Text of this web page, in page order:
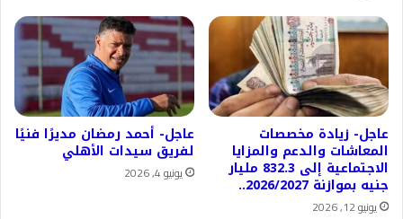
عاجل- زيادة مخصصات
المعاشات والدعم والمزايا
الاجتماعية إلى 832.3 مليار
جنيه بموازنة 2026/2027..
يونيو 12, 2026
عاجل- أحمد رمضان مديرًا فنيًا
لفريق سيدات الأهلي
يونيو 4, 2026